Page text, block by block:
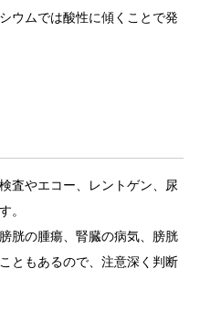
ウムでは酸性に傾くことで発
査やエコー、レントゲン、尿
。
胱の腫瘍、腎臓の病気、膀胱
ともあるので、注意深く判断